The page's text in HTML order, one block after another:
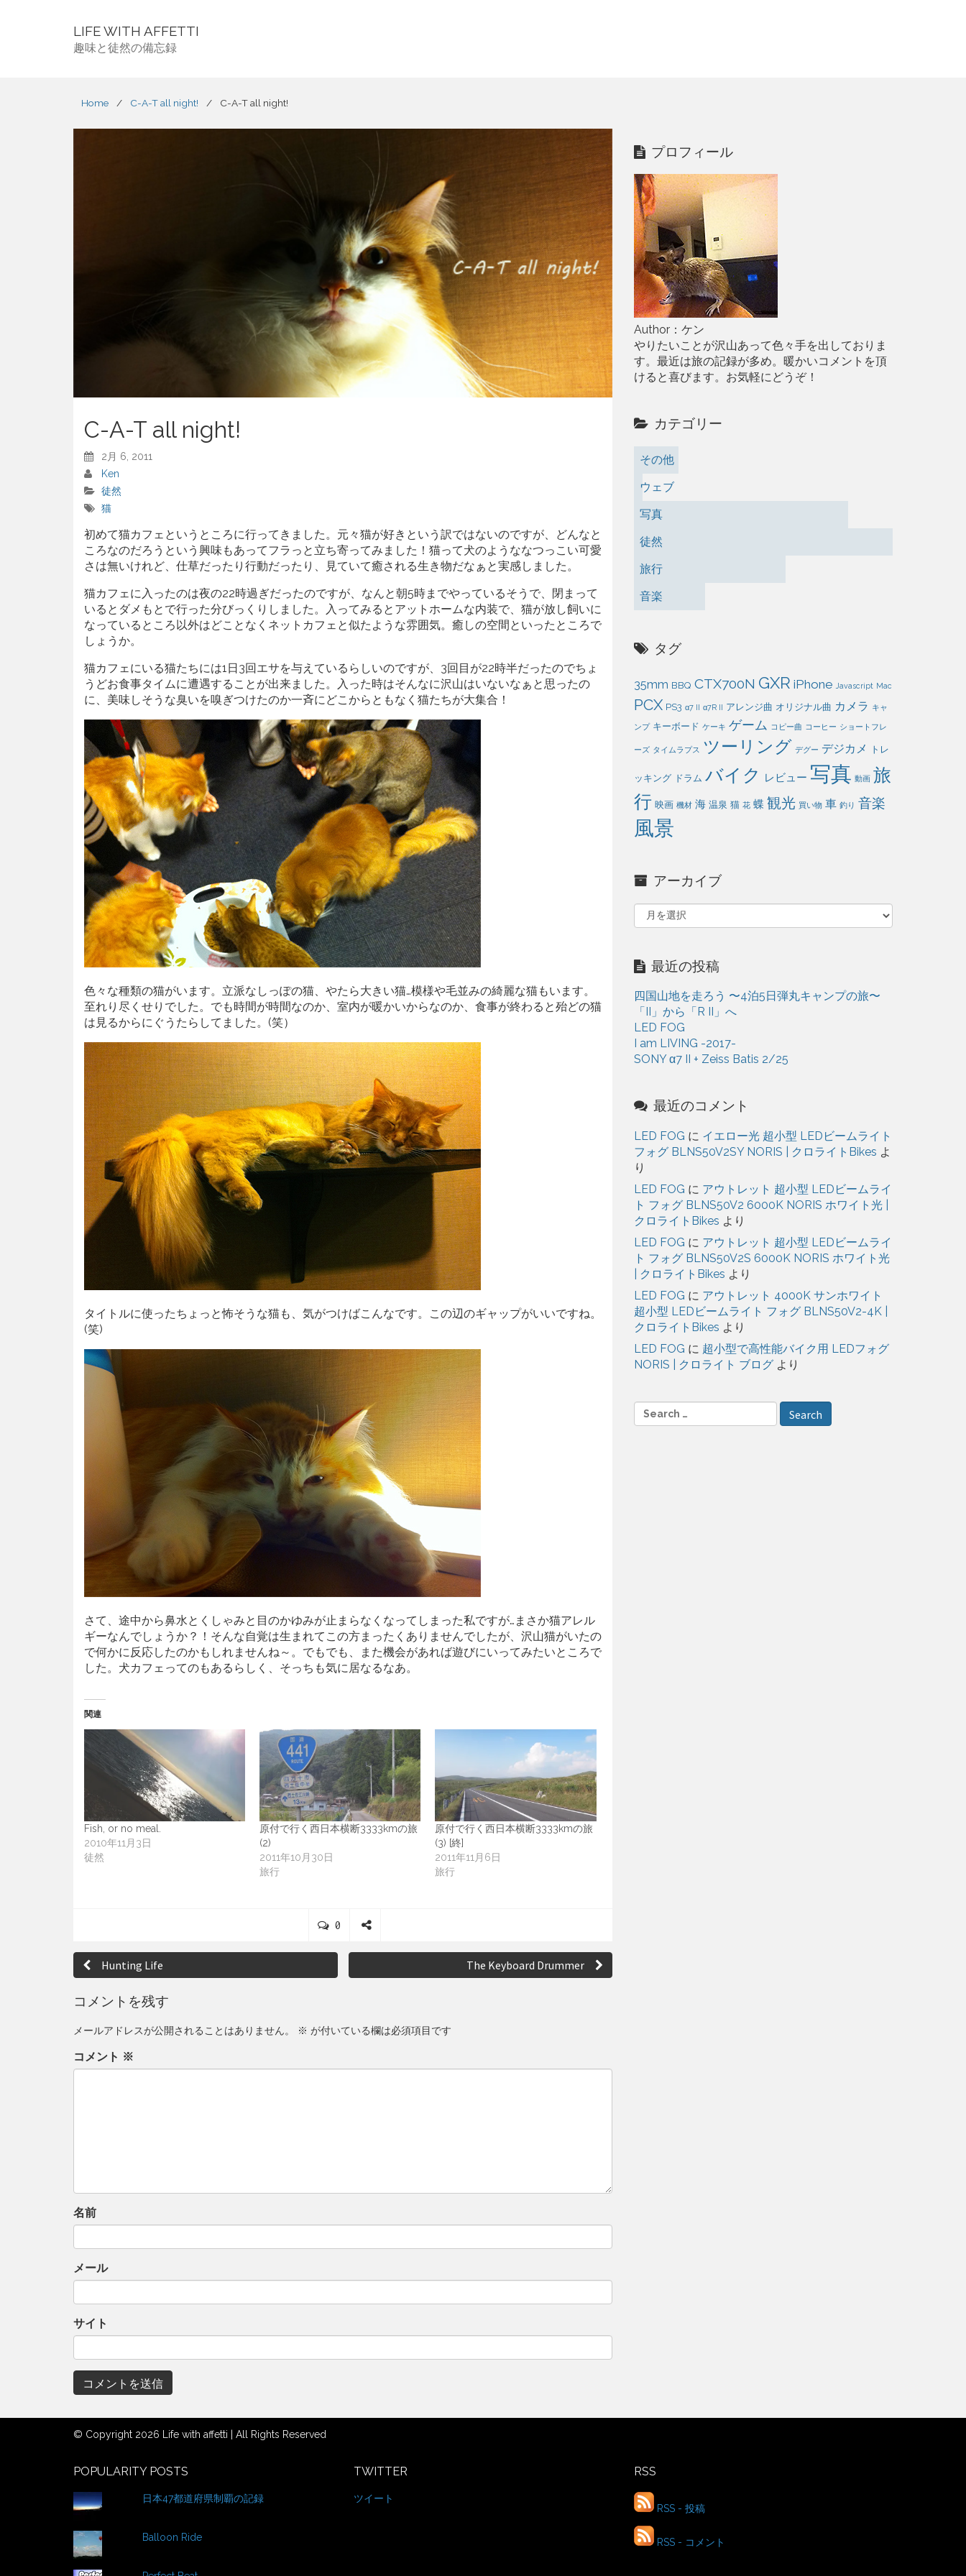
LIFE WITH AFFETTI
趣味と徒然の備忘録
Home / C-A-T all night! / C-A-T all night!
C-A-T all night!
2月 6, 2011
Ken
徒然
猫
初めて猫カフェというところに行ってきました。元々猫が好きという訳ではないのですが、どんなと
ころなのだろうという興味もあってフラっと立ち寄ってみました！猫って犬のようななつっこい可愛
さは無いけれど、仕草だったり行動だったり、見ていて癒される生き物だなぁと実感しました。
猫カフェに入ったのは夜の22時過ぎだったのですが、なんと朝5時までやっているそうで、閉まって
いるとダメもとで行った分びっくりしました。入ってみるとアットホームな内装で、猫が放し飼いに
なっているところ以外はどことなくネットカフェと似たような雰囲気。癒しの空間といったところで
しょうか。
猫カフェにいる猫たちには1日3回エサを与えているらしいのですが、3回目が22時半だったのでちょ
うどお食事タイムに遭遇することが出来ました。入った時はそんなに沢山はいないなぁと思ったの
に、美味しそうな臭いを嗅ぎつけたのか一斉にどこからともなく猫たちが大集合！
色々な種類の猫がいます。立派なしっぽの猫、やたら大きい猫…模様や毛並みの綺麗な猫もいます。
至れり尽くせりでした。でも時間が時間なのか、室内が暖かいからなのか、食事が終わると殆どの猫
は見るからにぐうたらしてました。(笑）
タイトルに使ったちょっと怖そうな猫も、気がつけばこんなです。この辺のギャップがいいですね。
(笑)
さて、途中から鼻水とくしゃみと目のかゆみが止まらなくなってしまった私ですが…まさか猫アレル
ギーなんでしょうか？！そんな自覚は生まれてこの方まったくありませんでしたが、沢山猫がいたの
で何かに反応したのかもしれませんね～。でもでも、また機会があれば遊びにいってみたいところで
した。犬カフェってのもあるらしく、そっちも気に居なるなあ。
関連
Fish, or no meal.
2010年11月3日
徒然
原付で行く西日本横断3333kmの旅
(2)
2011年10月30日
旅行
原付で行く西日本横断3333kmの旅
(3) [終]
2011年11月6日
旅行
0C
s
h
投
稿
ナ
ビ
ゲ
ー
Hunting Life The Keyboard Drummer
コメントを残す
メールアドレスが公開されることはありません。 ※ が付いている欄は必須項目です
コメント ※
名前
メール
サイト
プロフィール
Author：ケン
やりたいことが沢山あって色々手を出しておりま
す。最近は旅の記録が多め。暖かいコメントを頂
けると喜びます。お気軽にどうぞ！
カテゴリー
その他
ウェブ
写真
徒然
旅行
音楽
タグ
35mm BBQ CTX700N GXR iPhone Javascript Mac
PCX PS3 α7 II α7R II アレンジ曲 オリジナル曲 カメラ キャ
ンプ キーボード ケーキ ゲーム コピー曲 コーヒー ショートフレ
ーズ タイムラプス ツーリング デグー デジカメ トレ
ッキング ドラム バイク レビュー 写真 動画 旅
行 映画 機材 海 温泉 猫 花 蝶 観光 買い物 車 釣り 音楽
風景
アーカイブ
ア
ー
イ
ブ 最近の投稿
四国山地を走ろう 〜4泊5日弾丸キャンプの旅〜
「II」から「R II」へ
LED FOG
I am LIVING -2017-
SONY α7 II + Zeiss Batis 2/25
最近のコメント
LED FOG に イエロー光 超小型 LEDビームライト
フォグ BLNS50V2SY NORIS | クロライトBikes よ
り
LED FOG に アウトレット 超小型 LEDビームライ
ト フォグ BLNS50V2 6000K NORIS ホワイト光 |
クロライトBikes より
LED FOG に アウトレット 超小型 LEDビームライ
ト フォグ BLNS50V2S 6000K NORIS ホワイト光
| クロライトBikes より
LED FOG に アウトレット 4000K サンホワイト
超小型 LEDビームライト フォグ BLNS50V2-4K |
クロライトBikes より
LED FOG に 超小型で高性能バイク用 LEDフォグ
NORIS | クロライト ブログ より
S
e
© Copyright 2026 Life with affetti | All Rights Reserved
POPULARITY POSTS
日本47都道府県制覇の記録
Balloon Ride
TWITTER
ツイート
RSS
RSS - 投稿
RSS - コメント